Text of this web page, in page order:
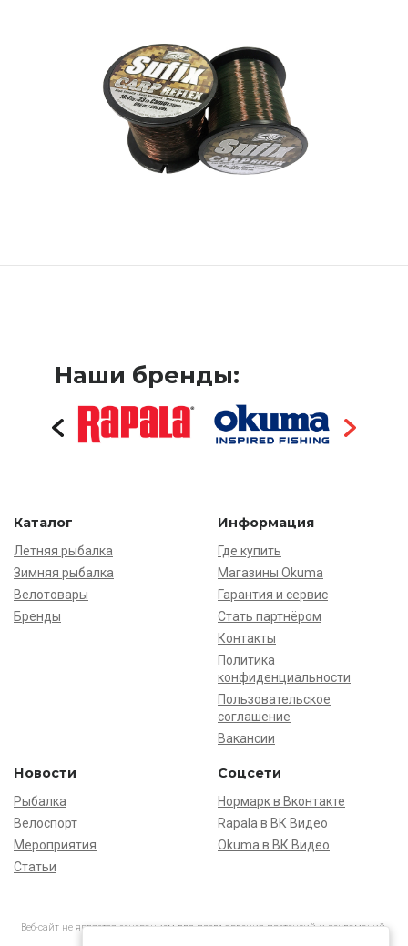
Наши бренды:
Каталог
Летняя рыбалка
Зимняя рыбалка
Велотовары
Бренды
Информация
Где купить
Магазины Okuma
Гарантия и сервис
Стать партнёром
Контакты
Политика
конфиденциальности
Пользовательское
соглашение
Вакансии
Новости
Рыбалка
Велоспорт
Мероприятия
Статьи
Соцсети
Нормарк в Вконтакте
Rapala в ВК Видео
Okuma в ВК Видео
Веб-сайт не является основанием для предъявления претензий и рекламаций,